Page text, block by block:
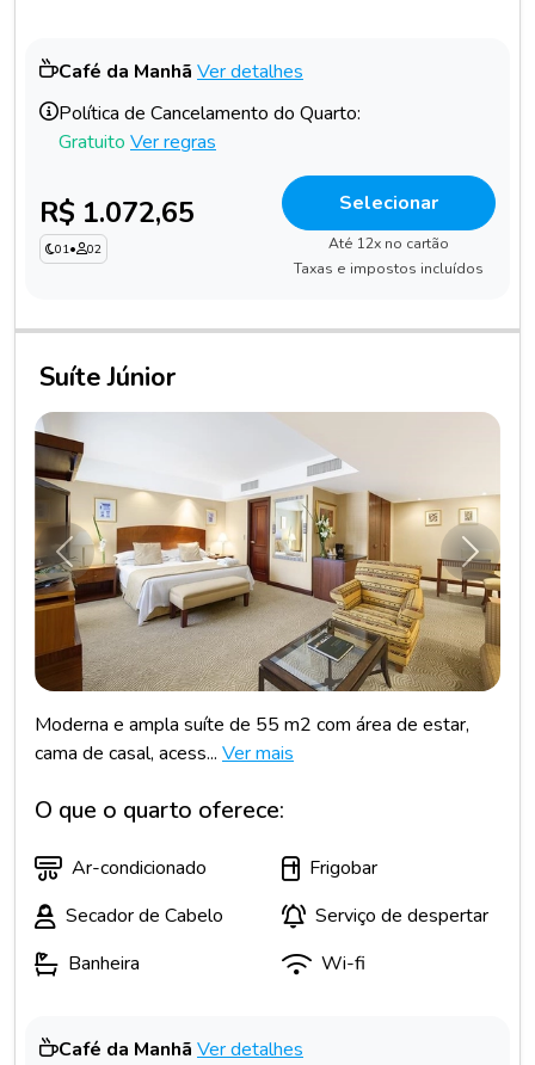
Café da Manhã Ver detalhes
Política de Cancelamento do Quarto:
Gratuito Ver regras
R$ 1.072,65
01• 02
Selecionar
Até 12x no cartão
Taxas e impostos incluídos
Suíte Júnior
Anterior
Moderna e ampla suíte de 55 m2 com área de estar,
cama de casal, acess... Ver mais
O que o quarto oferece:
Ar-condicionado
Frigobar
Secador de Cabelo
Serviço de despertar
Banheira
Wi-fi
Café da Manhã Ver detalhes